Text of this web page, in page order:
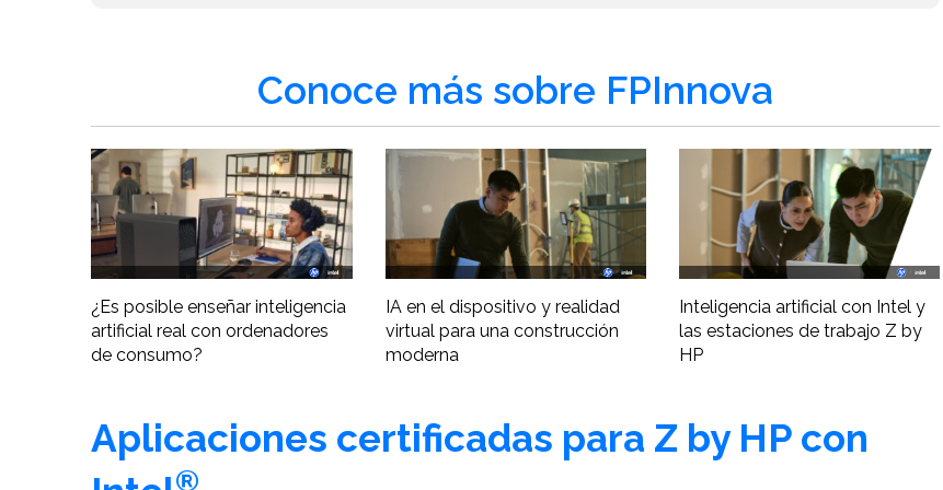
Conoce más sobre FPInnova
¿Es posible enseñar inteligencia
artificial real con ordenadores
de consumo?
IA en el dispositivo y realidad
virtual para una construcción
moderna
Inteligencia artificial con Intel y
las estaciones de trabajo Z by
HP
Aplicaciones certificadas para Z by HP con
®